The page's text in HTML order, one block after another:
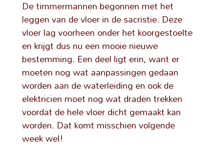
De timmermannen begonnen met het
leggen van de vloer in de sacristie. Deze
vloer lag voorheen onder het koorgestoelte
en krijgt dus nu een mooie nieuwe
bestemming. Een deel ligt erin, want er
moeten nog wat aanpassingen gedaan
worden aan de waterleiding en ook de
elektricien moet nog wat draden trekken
voordat de hele vloer dicht gemaakt kan
worden. Dat komt misschien volgende
week wel!